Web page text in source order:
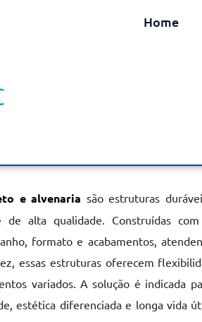
Home
e Alvenaria
e alvenaria são estruturas
alta qualidade. Construídas
formato e acabamentos,
essas estruturas oferecem
variados. A solução é indicada
estética diferenciada e longa vida